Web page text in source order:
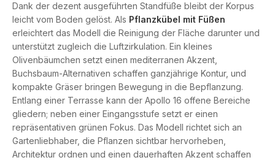
Dank der dezent ausgeführten Standfüße bleibt der Korpus
leicht vom Boden gelöst. Als Pflanzkübel mit Füßen
erleichtert das Modell die Reinigung der Fläche darunter und
unterstützt zugleich die Luftzirkulation. Ein kleines
Olivenbäumchen setzt einen mediterranen Akzent,
Buchsbaum-Alternativen schaffen ganzjährige Kontur, und
kompakte Gräser bringen Bewegung in die Bepflanzung.
Entlang einer Terrasse kann der Apollo 16 offene Bereiche
gliedern; neben einer Eingangsstufe setzt er einen
repräsentativen grünen Fokus. Das Modell richtet sich an
Gartenliebhaber, die Pflanzen sichtbar hervorheben,
Architektur ordnen und einen dauerhaften Akzent schaffen